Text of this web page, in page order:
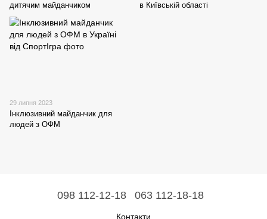
дитячим майданчиком
в Київській області
29 липня 2023
Інклюзивний майданчик для
людей з ОФМ
098 112-12-18 063 112-18-18
Контакти